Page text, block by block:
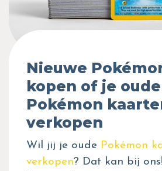
Nieuwe
kopen of je oude
Pokémon
verkopen
Wil jij je oude Pokémon
verkopen? Dat kan bij